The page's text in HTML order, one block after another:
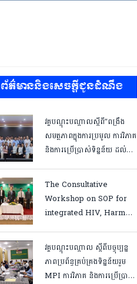
ព័ត៌មាននិងសេចក្តីជូនដំណឹង
វគ្គបណ្ដុះបណ្ដាលស្តីពី”ពង្រឹង
សមត្ថភាពក្នុងការប្រមូល ការវិភាគ
និងការប្រើប្រាស់ទិន្នន័យ ដល់
និងមន្ត្រីទិន្នន័យថ្នាក់ខេត្ត
“,ថ្ងៃទី១២ ដល់ ១៣ ខែឧសភា
ឆ្នាំ២០២៦
The Consultative
Workshop on SOP for
integrated HIV, Harm
Health Services in
Cambodia.
វគ្គបណ្ដុះបណ្តាល ស្តីពីបច្ចុប្បន្ន
ភាពប្រព័ន្ធគ្រប់គ្រងទិន្នន័យរួម
MPI ការវិភាគ និងការប្រើប្រាស់